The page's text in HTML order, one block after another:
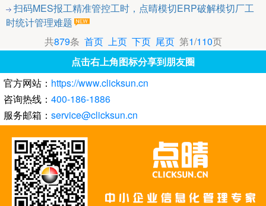
扫码MES报工精准管控工时，点晴模切ERP破解模切厂工
时统计管理难题
共879条 首页 上页 下页 尾页第1/110页
点击右上角图标分享到朋友圈
官方网站： https://www.clicksun.cn
咨询热线： 400-186-1886
服务邮箱： service@clicksun.cn